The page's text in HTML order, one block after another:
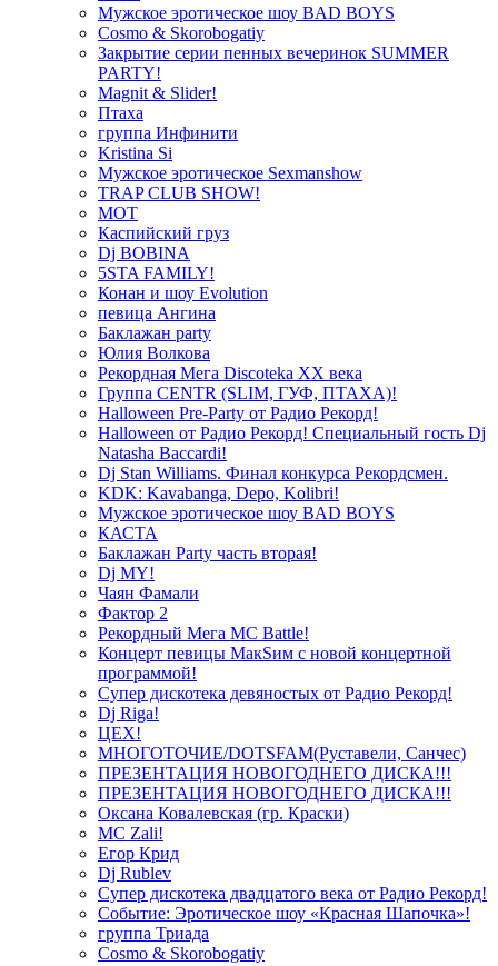
Мужское эротическое шоу BAD BOYS
Cosmo & Skorobogatiy
Закрытие серии пенных вечеринок SUMMER
PARTY!
Magnit & Slider!
Птаха
группа Инфинити
Kristina Si
Мужское эротическое Sexmanshow
TRAP CLUB SHOW!
МОТ
Каспийский груз
Dj BOBINA
5STA FAMILY!
Конан и шоу Evolution
певица Ангина
Баклажан party
Юлия Волкова
Рекордная Мега Discoteka XX века
Группа CENTR (SLIM, ГУФ, ПТАХА)!
Halloween Pre-Party от Радио Рекорд!
Halloween от Радио Рекорд! Специальный гость Dj
Natasha Baccardi!
Dj Stan Williams. Финал конкурса Рекордсмен.
KDK: Kavabanga, Depo, Kolibri!
Мужское эротическое шоу BAD BOYS
КАСТА
Баклажан Party часть вторая!
Dj MY!
Чаян Фамали
Фактор 2
Рекордный Мега МС Battle!
Концерт певицы МакSим с новой концертной
программой!
Супер дискотека девяностых от Радио Рекорд!
Dj Riga!
ЦЕХ!
МНОГОТОЧИЕ/DOTSFAM(Руставели, Санчес)
ПРЕЗЕНТАЦИЯ НОВОГОДНЕГО ДИСКА!!!
ПРЕЗЕНТАЦИЯ НОВОГОДНЕГО ДИСКА!!!
Оксана Ковалевская (гр. Краски)
MC Zali!
Егор Крид
Dj Rublev
Супер дискотека двадцатого века от Радио Рекорд!
Событие: Эротическое шоу «Красная Шапочка»!
группа Триада
Cosmo & Skorobogatiy